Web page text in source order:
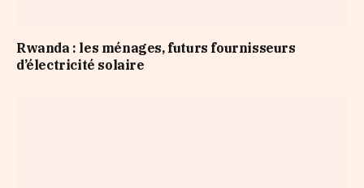
Rwanda : les ménages, futurs fournisseurs
d’électricité solaire